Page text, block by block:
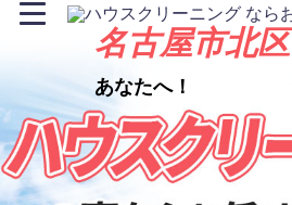
名古屋市北区
あなたへ！